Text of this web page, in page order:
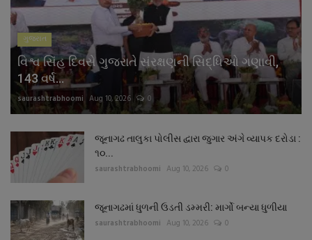
ગુજરાત
વિશ્વ સિંહ દિવસે ગુજરાતે સંરક્ષણની સિદ્ધિઓ ગણાવી,
143 વર્ષ...
saurashtrabhoomi Aug 10, 2026 0
જૂનાગઢ તાલુકા પોલીસ દ્વારા જુગાર અંગે વ્યાપક દરોડા :
૧૦...
saurashtrabhoomi Aug 10, 2026 0
જૂનાગઢમાં ધુળની ઉડતી ડમ્મરી: માર્ગો બન્યા ધુળીયા
saurashtrabhoomi Aug 10, 2026 0